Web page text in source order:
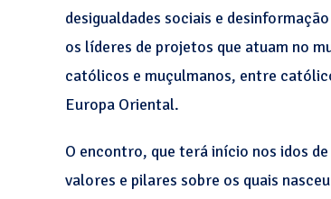
desigualdades sociais e
os líderes de projetos que atuam no
católicos e muçulmanos, entre
Europa Oriental.
O encontro, que terá início nos idos
valores e pilares sobre os quais